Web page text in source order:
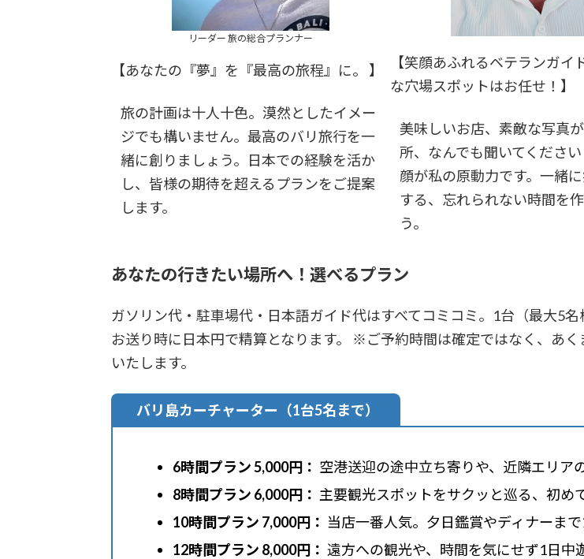
リーダー 旅の総合プランナー
【あなたの『夢』を『最高の旅程』に。 】
旅の計画は十人十色。漠然としたイメー
ジでも構いません。最高のバリ旅行を一
緒に創りましょう。日本での経験を活か
し、皆様の期待を超えるプランをご提案
します。
【笑顔あふれるベテランガイ
な穴場スポットはお任せ！】
美味しいお店、素敵な写真
所、なんでも聞いてくださ
顔が私の原動力です。一緒
する、忘れられない時間を
う。
あなたの行きたい場所へ！選べるプラン
ガソリン代・駐車場代・日本語ガイド代はすべてコミコミ。1台（最大5
お送り時に日本円で精算となります。 ※ご予約時間は確定ではなく、あ
いたします。
バリ島カーチャーター （1台5名まで）
6時間プラン 5,000円： 空港送迎の途中立ち寄りや、近隣エリア
8時間プラン 6,000円： 主要観光スポットをサクッと巡る、初め
10時間プラン 7,000円： 当店一番人気。夕日鑑賞やディナーまで
12時間プラン 8,000円： 遠方への観光や、時間を気にせず1日中